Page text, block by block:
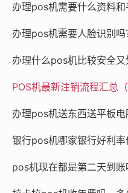
办理pos机需要什么资料和
办理pos机需要人脸识别吗
办理什么pos机比较安全又
办理pos机送东西送平板电
银行pos机哪家银行好利率
pos机现在都是第二天到账